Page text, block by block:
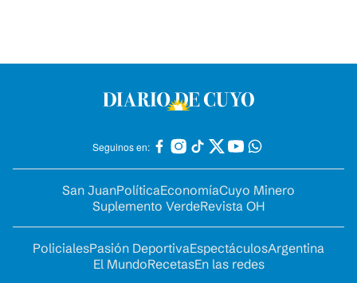
Seguinos en:
San JuanPolíticaEconomíaCuyo Minero
Suplemento VerdeRevista OH
PolicialesPasión DeportivaEspectáculosArgentina
El MundoRecetasEn las redes